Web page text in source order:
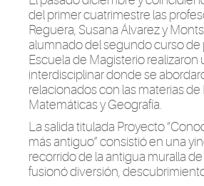
del primer cuatrimestre las
Reguera, Susana Álvarez y
alumnado delsegundo curso de
Escuela de Magisterio realizaron
interdisciplinar donde se
relacionados con las materiasde
Matemáticas y Geografía.
La salidatitulada Proyecto
más antiguo” consistióen una
recorrido de la antigua muralla
fusionó diversión,